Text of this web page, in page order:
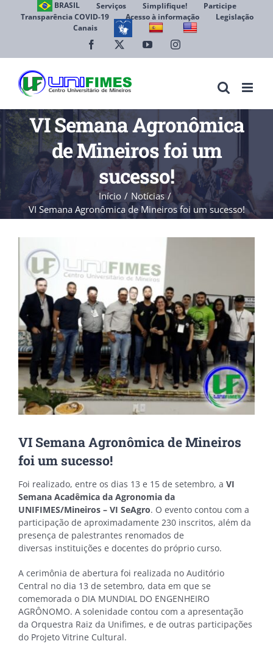
BRASIL Serviços Simplifique!
Participe
Transparência COVID-19
Acesso à informação
Legislação
Canais
Facebook YouTubeInstagram
VI Semana Agronômica
de Mineiros foi um
sucesso!
Início
Notícias
VI Semana Agronômica de Mineiros foi um sucesso!
Larger
Image
VI Semana Agronômica de Mineiros
foi um sucesso!
Foi realizado, entre os dias 13 e 15 de setembro, a VI
Semana Acadêmica da Agronomia da
UNIFIMES/Mineiros – VI SeAgro. O evento contou com a
participação de aproximadamente 230 inscritos, além da
presença de palestrantes renomados de
diversas instituições e docentes do próprio curso.
A cerimônia de abertura foi realizada no Auditório
Central no dia 13 de setembro, data em que se
comemorada o DIA MUNDIAL DO ENGENHEIRO
AGRÔNOMO. A solenidade contou com a apresentação
da Orquestra Raiz da Unifimes, e de outras participações
do Projeto Vitrine Cultural.